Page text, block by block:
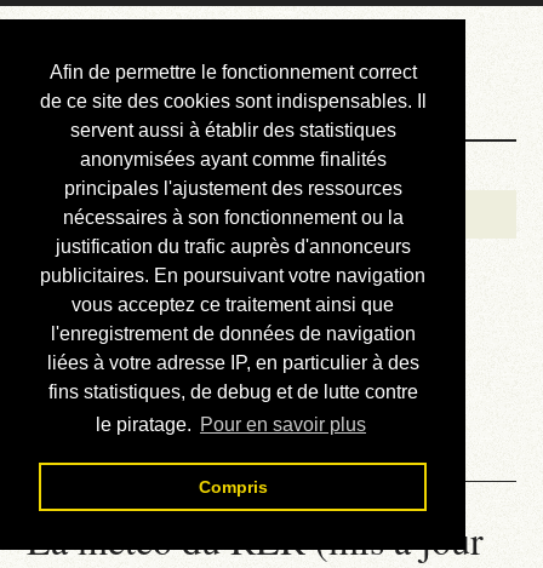
Afin de permettre le fonctionnement correct
de ce site des cookies sont indispensables. Il
servent aussi à établir des statistiques
anonymisées ayant comme finalités
principales l'ajustement des ressources
nécessaires à son fonctionnement ou la
justification du trafic auprès d'annonceurs
publicitaires. En poursuivant votre navigation
vous acceptez ce traitement ainsi que
l'enregistrement de données de navigation
liées à votre adresse IP, en particulier à des
fins statistiques, de debug et de lutte contre
le piratage. Pour en savoir plus
Compris
Courbis, « LE »
Blog Officiel
Bienvenue
Réalisations
Divers (et d’été)
Annonces
Liens externes
Téléchargement
Contact
La météo du RER (mis à jour